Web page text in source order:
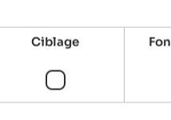
Ciblage